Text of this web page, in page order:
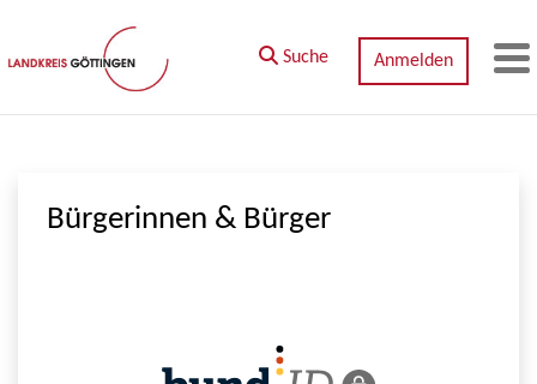
Zum Hauptinhalt springen
Suche Anmelden
Bürgerinnen & Bürger